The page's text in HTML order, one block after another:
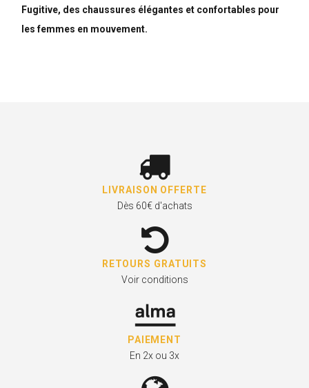
Fugitive, des chaussures élégantes et confortables pour
les femmes en mouvement.
LIVRAISON OFFERTE
Dès 60€ d'achats
RETOURS GRATUITS
Voir conditions
PAIEMENT
En 2x ou 3x